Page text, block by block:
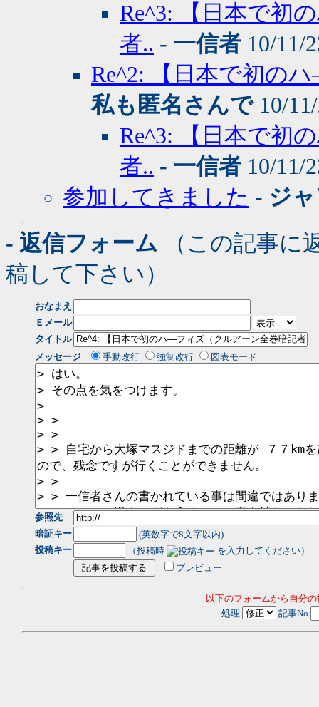
Re^3: 【日本で初
者.. - 一信者 10/11/
Re^2: 【日本で初の
私も匿名さんで10/
Re^3: 【日本で初
者.. - 一信者 10/11/
参加してきました - ジ
- 返信フォーム （この記事に
稿して下さい）
おなまえ
Ｅメール
タイトル
メッセージ
手動改行 強制改行 図表モード
参照先
暗証キー
(英数字で8文字以内)
投稿キー
（投稿時
を入力してください）
プレビュー
- 以下のフォームから自分
処理
記事No